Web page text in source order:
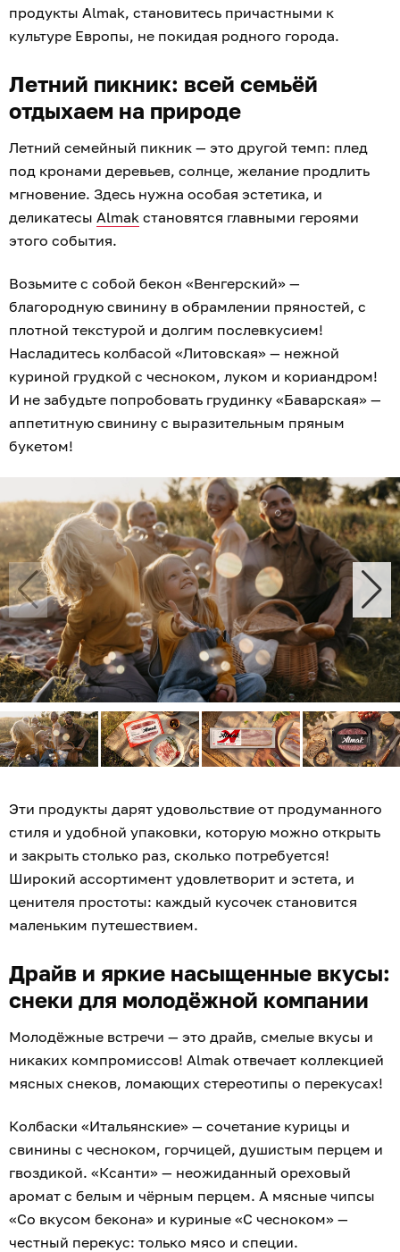
продукты Almak, становитесь причастными к
культуре Европы, не покидая родного города.
Летний пикник: всей семьёй
отдыхаем на природе
Летний семейный пикник — это другой темп: плед
под кронами деревьев, солнце, желание продлить
мгновение. Здесь нужна особая эстетика, и
деликатесы Almak становятся главными героями
этого события.
Возьмите с собой бекон «Венгерский» —
благородную свинину в обрамлении пряностей, с
плотной текстурой и долгим послевкусием!
Насладитесь колбасой «Литовская» — нежной
куриной грудкой с чесноком, луком и кориандром!
И не забудьте попробовать грудинку «Баварская» —
аппетитную свинину с выразительным пряным
букетом!
Эти продукты дарят удовольствие от продуманного
стиля и удобной упаковки, которую можно открыть
и закрыть столько раз, сколько потребуется!
Широкий ассортимент удовлетворит и эстета, и
ценителя простоты: каждый кусочек становится
маленьким путешествием.
Драйв и яркие насыщенные вкусы:
снеки для молодёжной компании
Молодёжные встречи — это драйв, смелые вкусы и
никаких компромиссов! Almak отвечает коллекцией
мясных снеков, ломающих стереотипы о перекусах!
Колбаски «Итальянские» — сочетание курицы и
свинины с чесноком, горчицей, душистым перцем и
гвоздикой. «Ксанти» — неожиданный ореховый
аромат с белым и чёрным перцем. А мясные чипсы
«Со вкусом бекона» и куриные «С чесноком» —
честный перекус: только мясо и специи.